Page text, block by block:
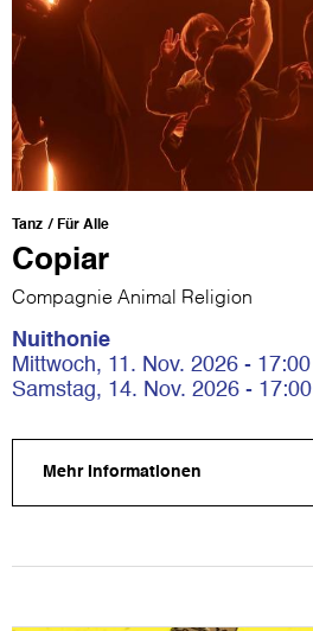
Tanz Für Alle
Copiar
Compagnie Animal Religion
Nuithonie
Mittwoch, 11. Nov. 2026 - 17:00
Samstag, 14. Nov. 2026 - 17:00
Mehr Informationen